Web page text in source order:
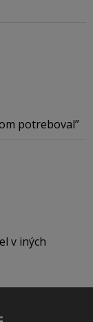
potreboval
v iných